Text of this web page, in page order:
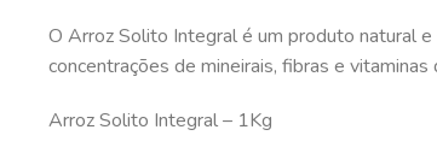
O Arroz Solito Integral é um produto natural
concentrações de mineirais, fibras e
Arroz Solito Integral – 1Kg